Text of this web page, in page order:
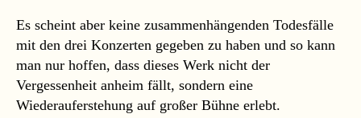
Es scheint aber keine zusammenhängenden Todesfälle
mit den drei Konzerten gegeben zu haben und so kann
man nur hoffen, dass dieses Werk nicht der
Vergessenheit anheim fällt, sondern eine
Wiederauferstehung auf großer Bühne erlebt.